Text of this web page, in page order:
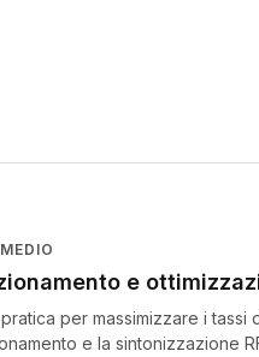
e
per massimizzare i
e la sintonizzazione